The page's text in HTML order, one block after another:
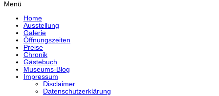
Menü
Home
Ausstellung
Galerie
Öffnungszeiten
Preise
Chronik
Gästebuch
Museums-Blog
Impressum
Disclaimer
Datenschutzerklärung